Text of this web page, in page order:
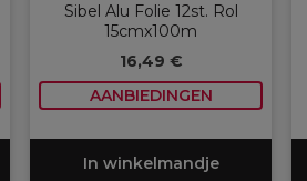
Sibel Alu Folie 12st. Rol
15cmx100m
16,49 €
AANBIEDINGEN
In winkelmandje